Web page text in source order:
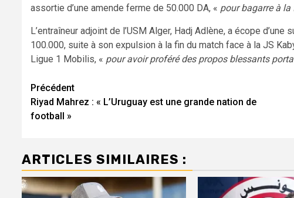
assortie d’une amende ferme de 50.000 DA, « pour bagarre à
L’entraîneur adjoint de l’USM Alger, Hadj Adlène, a écope
100.000, suite à son expulsion à la fin du match face à la JS
Ligue 1 Mobilis, « pour avoir proféré des propos blessants
Navigation
d’article
Précédent
Riyad Mahrez : « L’Uruguay est une grande nation de
football »
ARTICLES SIMILAIRES :